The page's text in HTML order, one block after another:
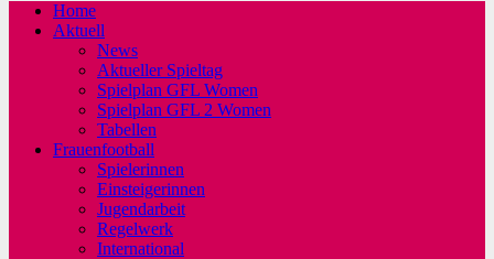
Home
Aktuell
News
Aktueller Spieltag
Spielplan GFL Women
Spielplan GFL 2 Women
Tabellen
Frauenfootball
Spielerinnen
Einsteigerinnen
Jugendarbeit
Regelwerk
International